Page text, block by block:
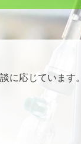
に応じています。